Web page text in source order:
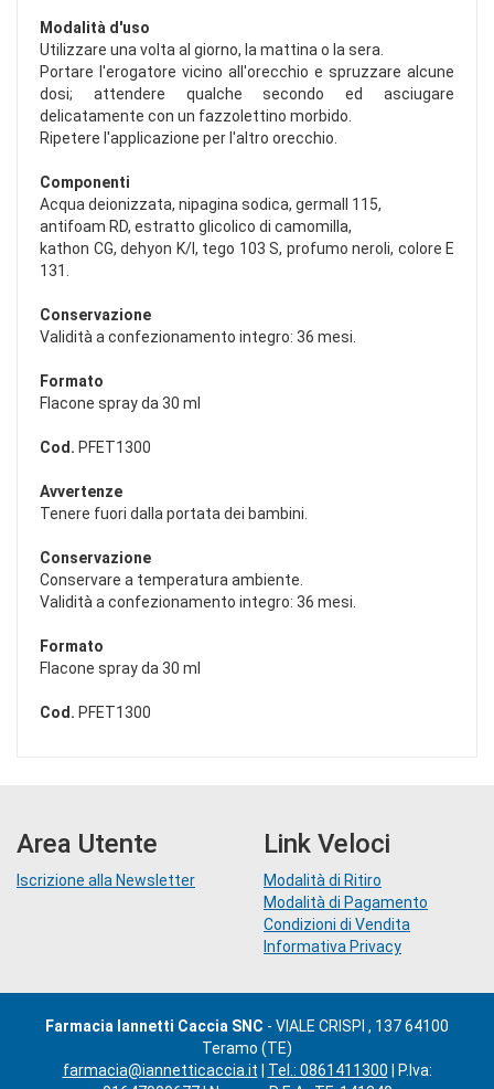
Modalità d'uso
Utilizzare una volta al giorno, la mattina o la sera.
Portare l'erogatore vicino all'orecchio e spruzzare alcune
dosi; attendere qualche secondo ed asciugare
delicatamente con un fazzolettino morbido.
Ripetere l'applicazione per l'altro orecchio.
Componenti
Acqua deionizzata, nipagina sodica, germall 115,
antifoam RD, estratto glicolico di camomilla,
kathon CG, dehyon K/I, tego 103 S, profumo neroli, colore E
131.
Conservazione
Validità a confezionamento integro: 36 mesi.
Formato
Flacone spray da 30 ml
Cod. PFET1300
Avvertenze
Tenere fuori dalla portata dei bambini.
Conservazione
Conservare a temperatura ambiente.
Validità a confezionamento integro: 36 mesi.
Formato
Flacone spray da 30 ml
Cod. PFET1300
Area Utente
Iscrizione alla Newsletter
Link Veloci
Modalità di Ritiro
Modalità di Pagamento
Condizioni di Vendita
Informativa Privacy
Farmacia Iannetti Caccia SNC - VIALE CRISPI , 137 64100
Teramo (TE)
farmacia@iannetticaccia.it
Tel.: 0861411300 | P.Iva: